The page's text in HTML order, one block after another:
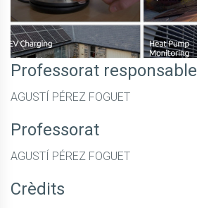
Professorat responsable
AGUSTÍ PÉREZ FOGUET
Professorat
AGUSTÍ PÉREZ FOGUET
Crèdits